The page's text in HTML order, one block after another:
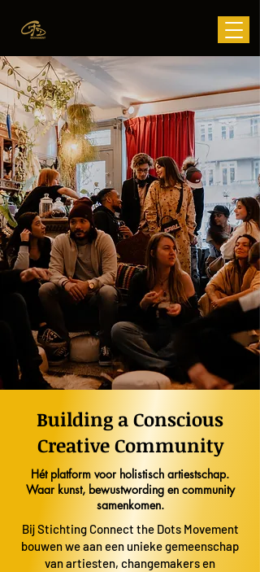
Building a Conscious
Creative Community
Hét platform voor holistisch artiestschap.
Waar kunst, bewustwording en community
samenkomen.
Bij Stichting Connect the Dots Movement
bouwen we aan een unieke gemeenschap
van artiesten, changemakers en